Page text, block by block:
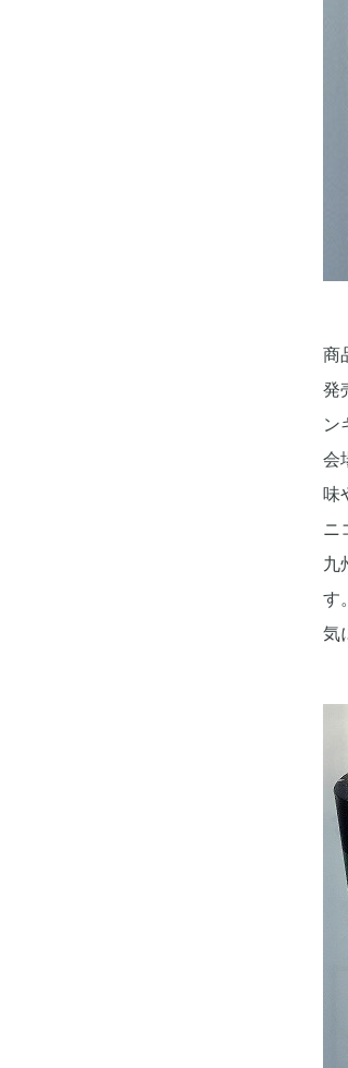
商
発
ン
会
味
ニ
九
す
気